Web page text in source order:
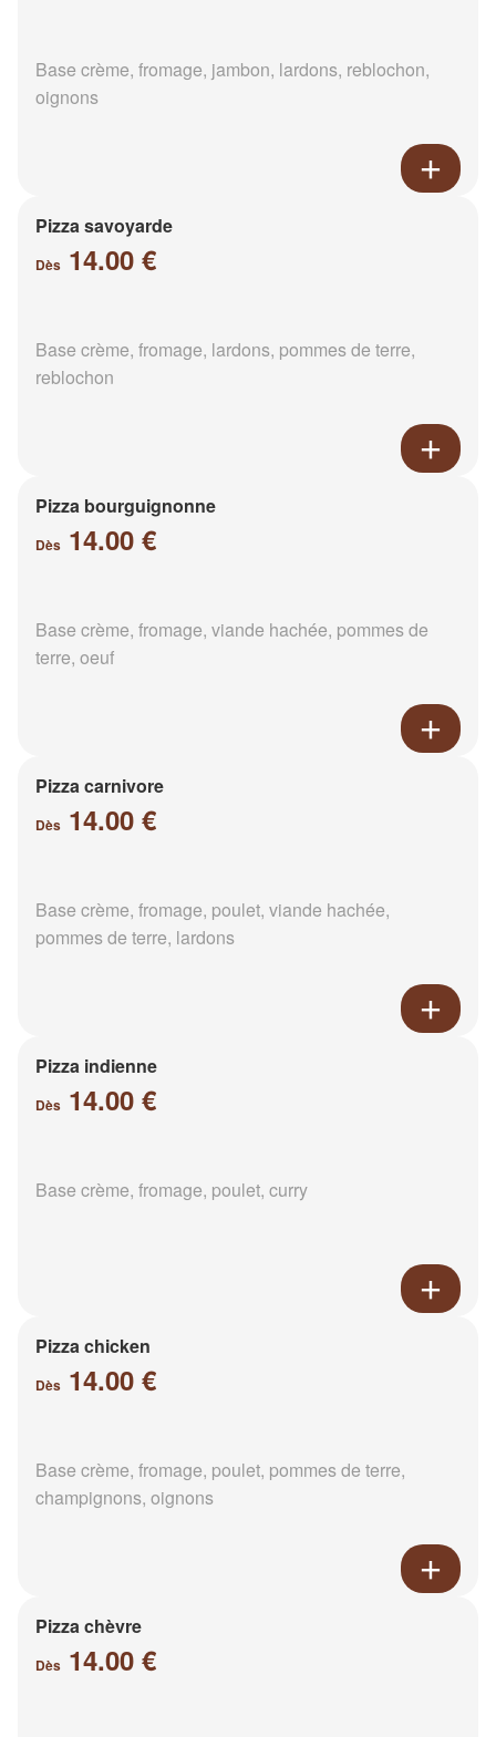
Base crème, fromage, jambon, lardons, reblochon,
oignons
Pizza savoyarde
Dès 14.00 €
Base crème, fromage, lardons, pommes de terre,
reblochon
Pizza bourguignonne
Dès 14.00 €
Base crème, fromage, viande hachée, pommes de
terre, oeuf
Pizza carnivore
Dès 14.00 €
Base crème, fromage, poulet, viande hachée,
pommes de terre, lardons
Pizza indienne
Dès 14.00 €
Base crème, fromage, poulet, curry
Pizza chicken
Dès 14.00 €
Base crème, fromage, poulet, pommes de terre,
champignons, oignons
Pizza chèvre
Dès 14.00 €